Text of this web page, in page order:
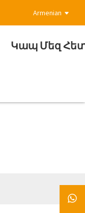
Armenian
Կապ Մեզ